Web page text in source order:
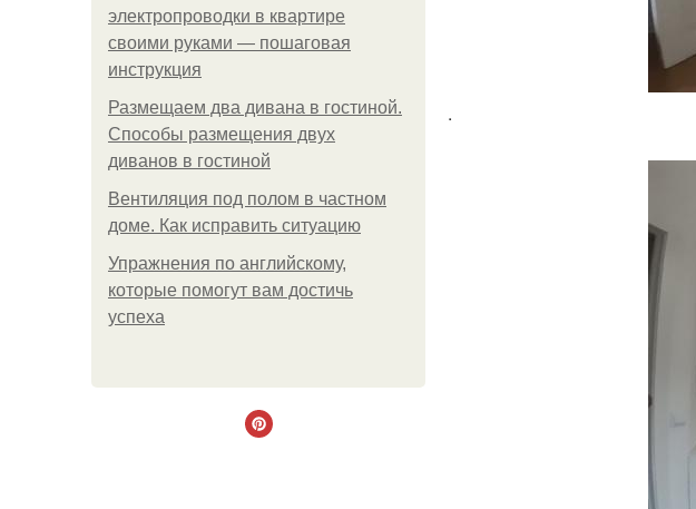
электропроводки в квартире
своими руками — пошаговая
инструкция
Размещаем два дивана в гостиной.
Способы размещения двух
диванов в гостиной
Вентиляция под полом в частном
доме. Как исправить ситуацию
Упражнения по английскому,
которые помогут вам достичь
успеха
.